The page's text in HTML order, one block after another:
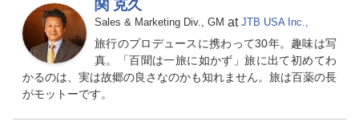
関 克久
Sales & Marketing Div., GM at JTB USA Inc.,
旅行のプロデュースに携わって30年。趣味は写
真。「百聞は一旅に如かず」旅に出て初めてわ
かるのは、実は故郷の良さなのかも知れません。旅は百薬の長
がモットーです。